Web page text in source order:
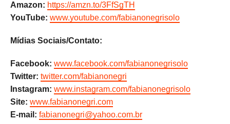
Amazon: https://amzn.to/3FfSgTH
YouTube: www.youtube.com/fabianonegrisolo
Mídias Sociais/Contato:
Facebook: www.facebook.com/fabianonegrisolo
Twitter: twitter.com/fabianonegri
Instagram: www.instagram.com/fabianonegrisolo
Site: www.fabianonegri.com
E-mail: fabianonegri@yahoo.com.br